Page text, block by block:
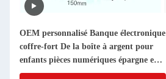
OEM personnalisé Banque électronique
coffre-fort De la boîte à argent pour
enfants pièces numériques épargne en
espèces coffre-fort ATM